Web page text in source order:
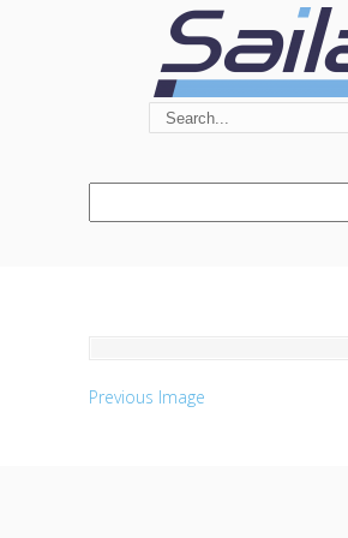
Previous Image